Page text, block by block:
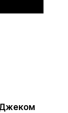
Джеком